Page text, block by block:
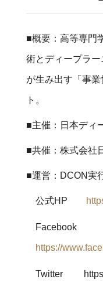
■概要：高等専門
術とディープラ
が生み出す「事
ト。
■主催：日本ディ
■共催：株式会社
■運営：DCON実
公式HP
Facebook
https://
Twitter